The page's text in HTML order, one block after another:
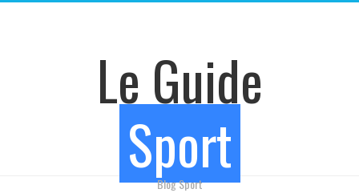
Le Guide
Sport
Blog Sport